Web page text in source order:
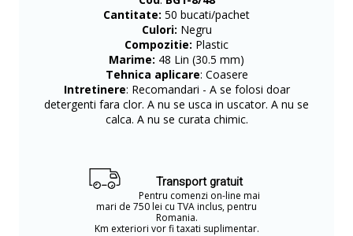
Cantitate: 50 bucati/pachet
Culori: Negru
Compozitie: Plastic
Marime: 48 Lin (30.5 mm)
Tehnica aplicare: Coasere
Intretinere: Recomandari - A se folosi doar
detergenti fara clor. A nu se usca in uscator. A nu se
calca. A nu se curata chimic.
Transport gratuit
Pentru comenzi on-line mai
mari de 750 lei cu TVA inclus, pentru
Romania.
Km exteriori vor fi taxati suplimentar.